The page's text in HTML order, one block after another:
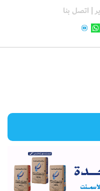
| اتصل بنا